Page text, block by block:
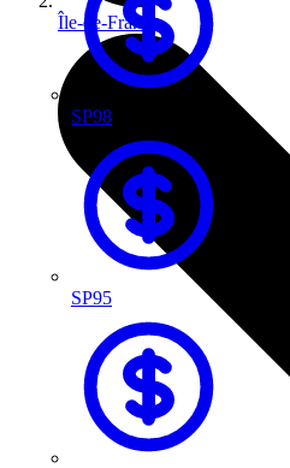
SP98
SP95
Île-de-France